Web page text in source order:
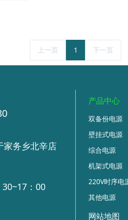
上一页 1 下一页
家务乡北辛店
：00
产品中心
双备份电源
壁挂式电源
综合电源
机架式电源
220V时序电
其他电源
网站地图